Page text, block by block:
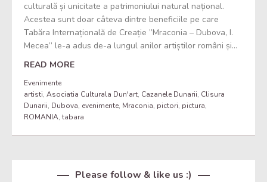
culturală și unicitate a patrimoniului natural național.
Acestea sunt doar câteva dintre beneficiile pe care
Tabăra Internațională de Creație ”Mraconia – Dubova, I.
Mecea” le-a adus de-a lungul anilor artiștilor români și...
READ MORE
Evenimente
artisti, Asociatia Culturala Dun'art, Cazanele Dunarii, Clisura
Dunarii, Dubova, evenimente, Mraconia, pictori, pictura,
ROMANIA, tabara
Please follow & like us :)